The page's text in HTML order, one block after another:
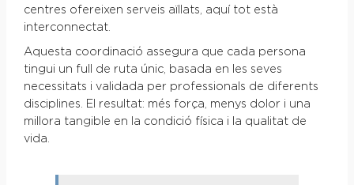
centres ofereixen serveis aïllats, aquí tot està
interconnectat.
Aquesta coordinació assegura que cada persona
tingui un full de ruta únic, basada en les seves
necessitats i validada per professionals de diferents
disciplines. El resultat: més força, menys dolor i una
millora tangible en la condició física i la qualitat de
vida.